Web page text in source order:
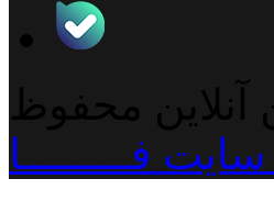
آنلاین محفوظ
فـــــــــا